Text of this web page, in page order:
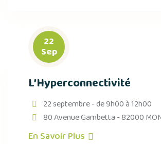
22
Sep
L’Hyperconnectivité
22 septembre - de 9h00 à 12h00
80 Avenue Gambetta - 82000
En Savoir Plus